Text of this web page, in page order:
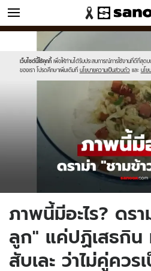
ข่าว
เว็บไซต์นี้ใช้คุกกี้ เพื่อให้ท่านได้รับประสบการณ์การใช้งานที่ดีที่สุดบ
ของเรา โปรดศึกษาเพิ่มเติมที่ นโยบายความเป็นส่วนตัว และ นโย
//s.isanook.com/sr/0/images/logo-
sanook.png
//s.isanook.com/ns/0/ud/1978/
thumbna.jpg
ภาพนี้มีอะไร? ดร
ลูก" แค่ปฏิเสธกิน
สับเละ ว่าไม่คู่ควร